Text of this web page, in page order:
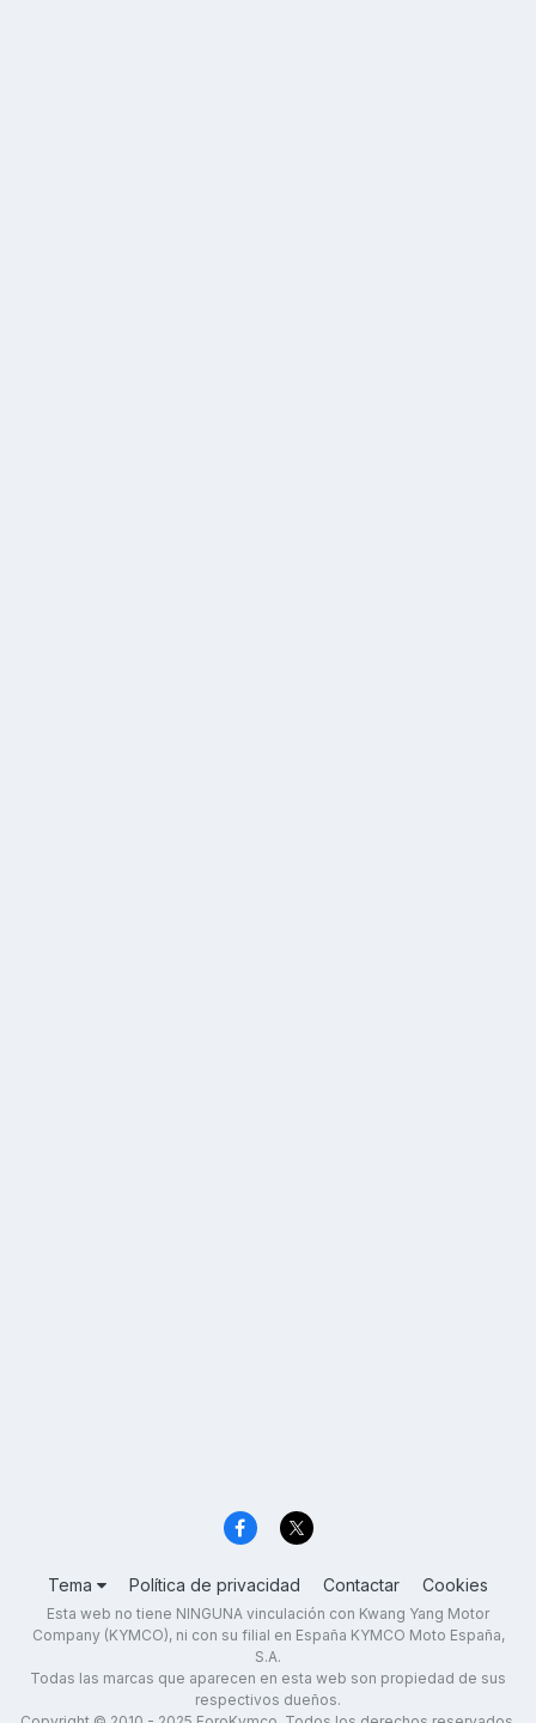
Tema Política de privacidad Contactar Cookies
Esta web no tiene NINGUNA vinculación con Kwang Yang Motor
Company (KYMCO), ni con su filial en España KYMCO Moto España,
S.A.
Todas las marcas que aparecen en esta web son propiedad de sus
respectivos dueños.